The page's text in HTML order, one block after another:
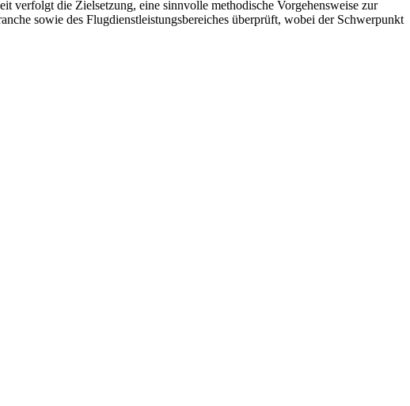
verfolgt die Zielsetzung, eine sinnvolle methodische Vorgehensweise zur
sowie des Flugdienstleistungsbereiches überprüft, wobei der Schwerpunkt